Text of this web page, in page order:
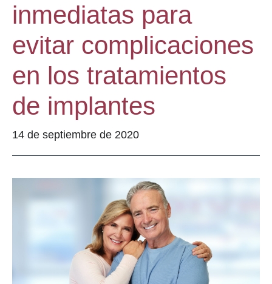
inmediatas para
evitar complicaciones
en los tratamientos
de implantes
14 de septiembre de 2020